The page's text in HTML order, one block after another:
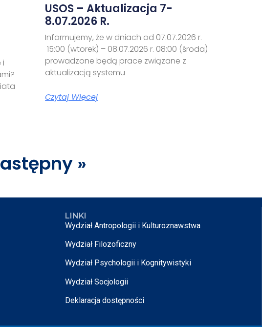
i
USOS – Aktualizacja 7-
8.07.2026 R.
Informujemy, że w dniach od 07.07.2026 r.
15:00 (wtorek) – 08.07.2026 r. 08:00 (środa)
prowadzone będą prace związane z
aktualizacją systemu
Czytaj Więcej
»
LINKI
Wydział Antropologii i Kulturoznawstwa
Wydział Filozoficzny
Wydział Psychologii i Kognitywistyki
Wydział Socjologii
Deklaracja dostępności